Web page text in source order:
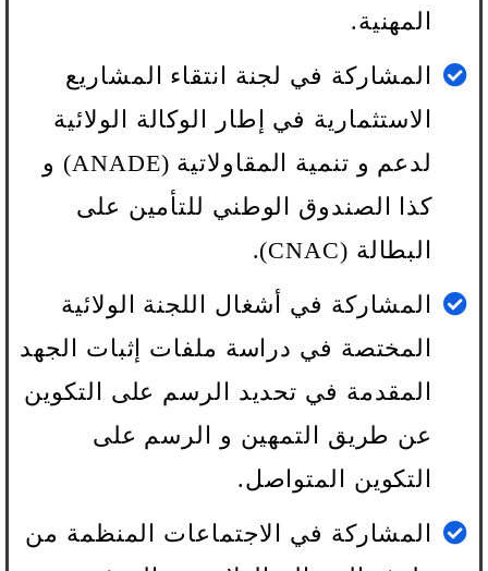
المهنية.
المشاركة في لجنة انتقاء المشاريع
الاستثمارية في إطار الوكالة الولائية
لدعم و تنمية المقاولاتية (ANADE) و
كذا الصندوق الوطني للتأمين على
البطالة (CNAC).
المشاركة في أشغال اللجنة الولائية
المختصة في دراسة ملفات إثبات الجهد
المقدمة في تحديد الرسم على التكوين
عن طريق التمهين و الرسم على
التكوين المتواصل.
المشاركة في الاجتماعات المنظمة من